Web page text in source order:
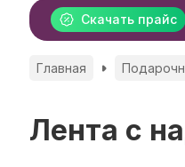
Скачать прайс
Главная
Лента с